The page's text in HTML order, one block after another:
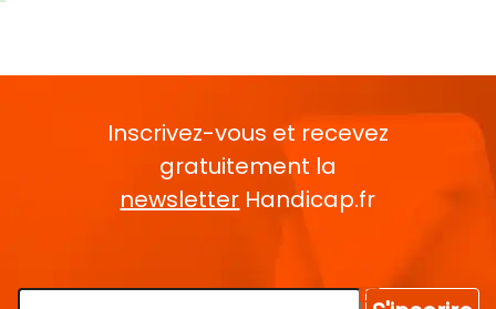
Inscrivez-vous et recevez
gratuitement la
newsletter Handicap.fr